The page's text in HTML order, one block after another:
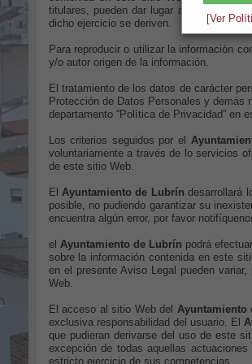
[Ver
titulares, pueden dar lugar al ejercicio de
dicho ejercicio se deriven.
Para reproducir o utilizar la información
y/o autor origen de la información.
El tratamiento de los datos de carácter
Protección de Datos Personales y demás
departamento “Política de Privacidad” en
Los criterios seguidos por el
voluntariamente a través de lo servicios
de este sitio Web.
El Ayuntamiento de Lubrín desarrollará
posible, no pudiendo garantizar su
encuentra algún error, por favor
el Ayuntamiento de Lubrín podrá
sobre la información contenida en este
en el presente Aviso Legal pueden
Web.
El acceso al sitio Web del Ayuntamiento
exclusiva responsabilidad del usuario. El
que pudieran derivarse del uso de este
excepción de todas aquellas
estricto ejercicio de sus competencias.